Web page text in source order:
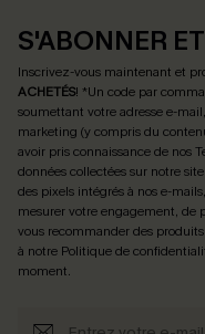
S'ABONNER
Inscrivez-vous maintenant et
ACHETÉS! *Un code par
soumettant votre adresse e-
marketing (y compris du
avoir pris connaissance de nos
données collectées sur notre
des pixels intégrés à nos e-
mesurer votre engagement, de
vous recommander des
à notre Politique de
moment.